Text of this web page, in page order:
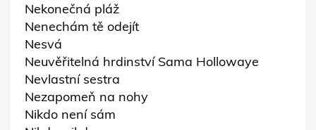
Nekonečná pláž
Nenechám tě odejít
Nesvá
Neuvěřitelná hrdinství Sama Hollowaye
Nevlastní sestra
Nezapomeň na nohy
Nikdo není sám